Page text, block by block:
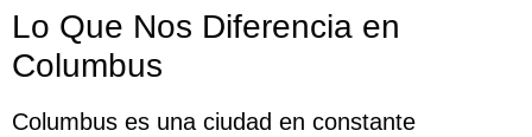
Lo Que Nos Diferencia en
Columbus
Columbus es una ciudad en constante